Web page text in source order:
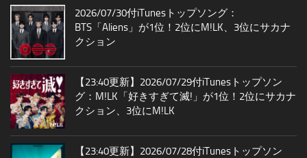
2026/07/30付iTunesトップソング：
BTS「Aliens」が1位！2位にM!LK、3位にサカナ
クション
【23:40更新】2026/07/29付iTunesトップソン
グ：M!LK「好きすぎて滅!」が1位！2位にサカナ
クション、3位にM!LK
【23:40更新】2026/07/28付iTunesトップソン